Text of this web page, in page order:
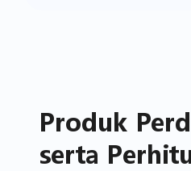
Produk
serta